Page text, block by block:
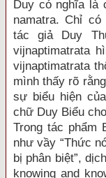
Duy có nghĩa là
namatra. Chỉ có
tác giả Duy
vijnaptimatrata
vijnaptimatrata
mình thấy rõ
sự biểu hiện
chữ Duy Biểu
Trong tác phẩm
như vầy “Thức
bị phân biệt”,
knowing and